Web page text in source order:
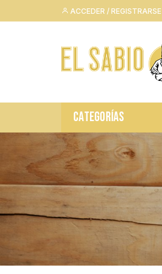
al
ACCEDER / REGISTRARSE
CATEGORÍAS